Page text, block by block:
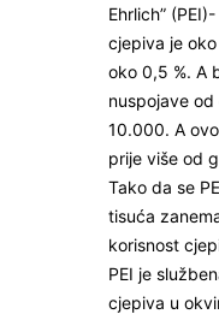
Ehrlich”
cjepiva je
oko 0,5 %. A
nuspojave
10.000. A
prije više od
Tako da se
tisuća
korisnost
PEI je
cjepiva u